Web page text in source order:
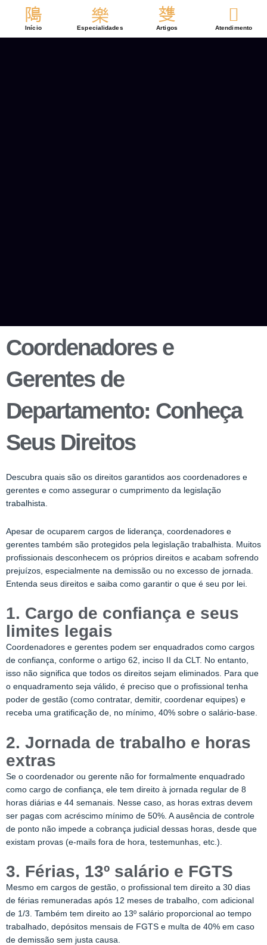
Início Especialidades Artigos Atendimento
Coordenadores e
Gerentes de
Departamento: Conheça
Seus Direitos
Descubra quais são os direitos garantidos aos coordenadores e
gerentes e como assegurar o cumprimento da legislação
trabalhista.
Apesar de ocuparem cargos de liderança, coordenadores e
gerentes também são protegidos pela legislação trabalhista. Muitos
profissionais desconhecem os próprios direitos e acabam sofrendo
prejuízos, especialmente na demissão ou no excesso de jornada.
Entenda seus direitos e saiba como garantir o que é seu por lei.
1. Cargo de confiança e seus
limites legais
Coordenadores e gerentes podem ser enquadrados como cargos
de confiança, conforme o artigo 62, inciso II da CLT. No entanto,
isso não significa que todos os direitos sejam eliminados. Para que
o enquadramento seja válido, é preciso que o profissional tenha
poder de gestão (como contratar, demitir, coordenar equipes) e
receba uma gratificação de, no mínimo, 40% sobre o salário-base.
2. Jornada de trabalho e horas
extras
Se o coordenador ou gerente não for formalmente enquadrado
como cargo de confiança, ele tem direito à jornada regular de 8
horas diárias e 44 semanais. Nesse caso, as horas extras devem
ser pagas com acréscimo mínimo de 50%. A ausência de controle
de ponto não impede a cobrança judicial dessas horas, desde que
existam provas (e-mails fora de hora, testemunhas, etc.).
3. Férias, 13º salário e FGTS
Mesmo em cargos de gestão, o profissional tem direito a 30 dias
de férias remuneradas após 12 meses de trabalho, com adicional
de 1/3. Também tem direito ao 13º salário proporcional ao tempo
trabalhado, depósitos mensais de FGTS e multa de 40% em caso
de demissão sem justa causa.